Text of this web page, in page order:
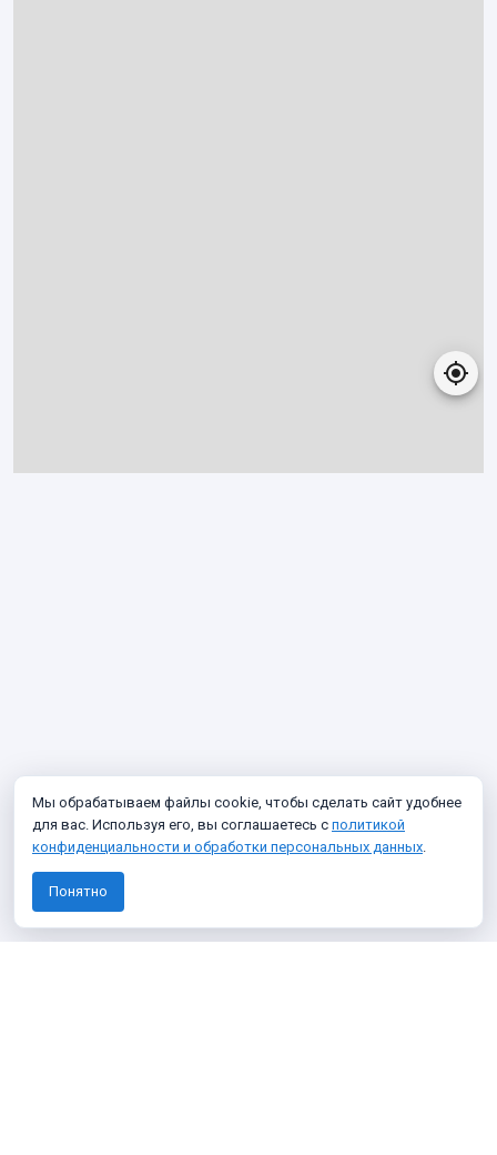
Мы обрабатываем файлы cookie, чтобы сделать сайт удобнее
для вас. Используя его, вы соглашаетесь с политикой
конфиденциальности и обработки персональных данных.
Понятно